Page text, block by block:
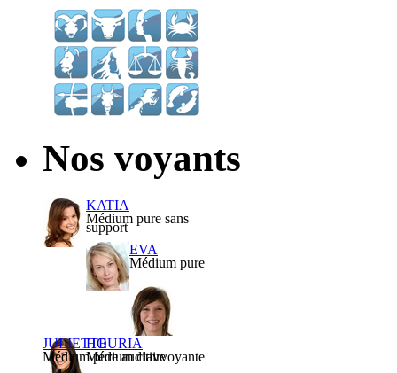
Nos voyants
KATIA
Médium pure sans
support
EVA
Médium pure
JULIETTE
Médium pure auditive
HOURIA
Médium clairvoyante